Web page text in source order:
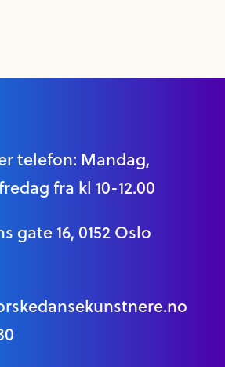
telefon: Mandag,
fra kl 10-12.00
gate 16, 0152 Oslo